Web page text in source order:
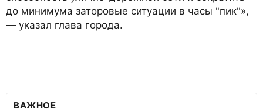
до минимума заторовые ситуации в часы "пик"»,
— указал глава города.
ВАЖНОЕ